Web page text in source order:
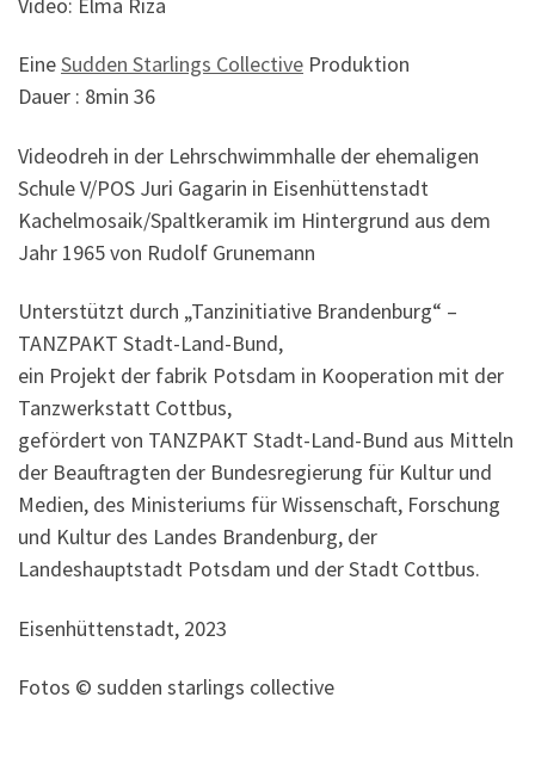
EineSudden Starlings Collective Produktion
Dauer : 8min 36
Videodreh in der Lehrschwimmhalle der ehemaligen
Schule V/POS Juri Gagarin in Eisenhüttenstadt
Kachelmosaik/Spaltkeramik im Hintergrund aus dem
Jahr 1965 von Rudolf Grunemann
Unterstützt durch „Tanzinitiative Brandenburg“ –
TANZPAKT Stadt-Land-Bund,
ein Projekt der fabrik Potsdam in Kooperation mit der
Tanzwerkstatt Cottbus,
gefördert von TANZPAKT Stadt-Land-Bund aus Mitteln
der Beauftragten der Bundesregierung für Kultur und
Medien, des Ministeriums für Wissenschaft, Forschung
und Kultur des Landes Brandenburg, der
Landeshauptstadt Potsdam und der Stadt Cottbus.
Eisenhüttenstadt, 2023
Fotos © sudden starlings collective